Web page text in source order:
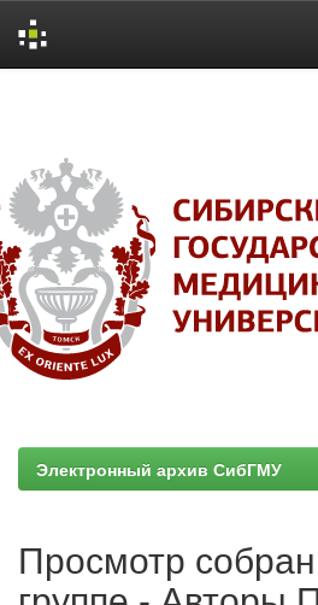
Электронный архив СибГМУ
Просмотр